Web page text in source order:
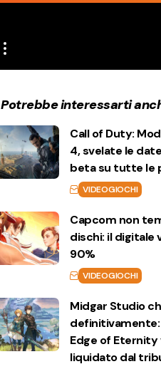
Potrebbe interessarti
Call of Duty:
4, svelate le
beta su tutte le
VIDEOGIOCHI
Capcom non
dischi: il digitale
90%
VIDEOGIOCHI
Midgar Studio
Edge of Eternity
liquidato dal